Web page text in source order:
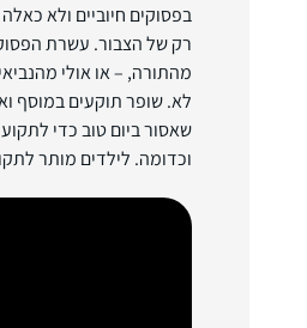
בפסוקים חיוביים ולא
מהתורה, – או אולי
לא. שופר תוקעים במוסף
שאסור ביום טוב כדי
וכדומה. לילדים מותר